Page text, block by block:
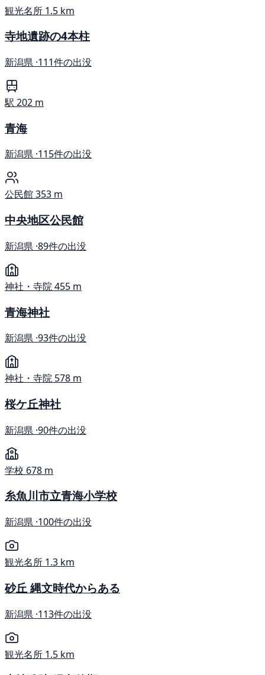
観光名所 1.5 km
寺地遺跡の4本柱
新潟県 ·111件の出没
駅 202 m
青海
新潟県 ·115件の出没
公民館353 m
中央地区公民館
新潟県 ·89件の出没
神社・寺院455 m
青海神社
新潟県 ·93件の出没
神社・寺院 578 m
桜ケ丘神社
新潟県 ·90件の出没
学校 678 m
糸魚川市立青海小学校
新潟県 ·100件の出没
観光名所 1.3 km
砂丘 縄文時代からある
新潟県 ·113件の出没
観光名所 1.5 km